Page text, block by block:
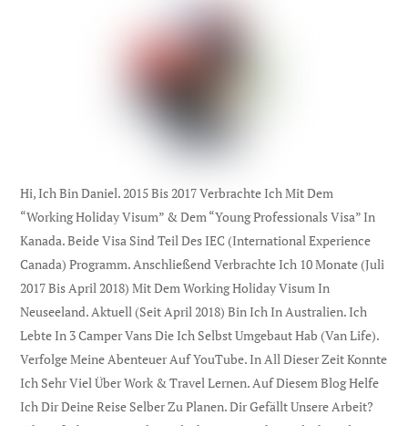
Hi, Ich Bin Daniel. 2015 Bis 2017 Verbrachte Ich Mit Dem
“Working Holiday Visum” & Dem “Young Professionals Visa” In
Kanada. Beide Visa Sind Teil Des IEC (international Experience
Canada) Programm. Anschließend Verbrachte Ich 10 Monate (Juli
2017 Bis April 2018) Mit Dem Working Holiday Visum In
Neuseeland. Aktuell (seit April 2018) Bin Ich In Australien. Ich
Lebte In 3 Camper Vans Die Ich Selbst Umgebaut Hab (Van Life).
Verfolge Meine Abenteuer Auf YouTube. In All Dieser Zeit Konnte
Ich Sehr Viel Über Work & Travel Lernen. Auf Diesem Blog Helfe
Ich Dir Deine Reise Selber Zu Planen. Dir Gefällt Unsere Arbeit?